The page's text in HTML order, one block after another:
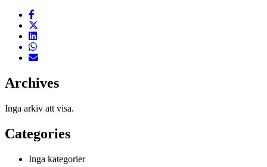
Archives
Inga arkiv att visa.
Categories
Inga kategorier